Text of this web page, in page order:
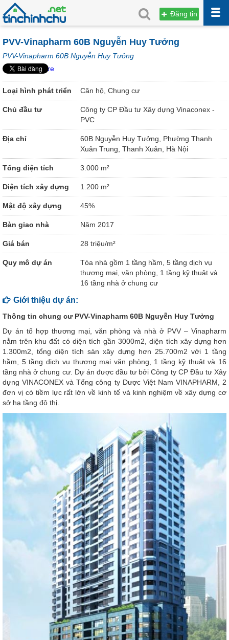
Đăng tin
PVV-Vinapharm 60B Nguyễn Huy Tưởng
PVV-Vinapharm 60B Nguyễn Huy Tưởng
Share
Loại hình phát triển Căn hộ, Chung cư
Chủ đầu tư
Công ty CP Đầu tư Xây dựng Vinaconex -
PVC
Địa chỉ
60B Nguyễn Huy Tưởng, Phường Thanh
Xuân Trung, Thanh Xuân, Hà Nội
Tổng diện tích 3.000 m²
Diện tích xây dựng 1.200 m²
Mật độ xây dựng 45%
Bàn giao nhà Năm 2017
Giá bán 28 triệu/m²
Quy mô dự án
Tòa nhà gồm 1 tầng hầm, 5 tầng dịch vụ
thương mại, văn phòng, 1 tầng kỹ thuật và
16 tầng nhà ở chung cư
Giới thiệu dự án:
Thông tin chung cư PVV-Vinapharm 60B Nguyễn Huy Tưởng
Dự án tổ hợp thương mại, văn phòng và nhà ở PVV – Vinapharm
nằm trên khu đất có diện tích gần 3000m2, diện tích xây dựng hơn
1.300m2, tổng diện tích sàn xây dựng hơn 25.700m2 với 1 tầng
hầm, 5 tầng dịch vụ thương mại văn phòng, 1 tầng kỹ thuật và 16
tầng nhà ở chung cư. Dự án được đầu tư bởi Công ty CP Đầu tư Xây
dựng VINACONEX và Tổng công ty Dược Việt Nam VINAPHARM, 2
đơn vị có tiềm lực rất lớn về kinh tế và kinh nghiệm về xây dựng cơ
sở hạ tầng đô thị.